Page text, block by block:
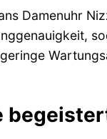
Damenuhr